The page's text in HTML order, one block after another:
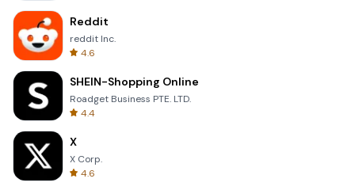
Reddit
reddit Inc.
4.6
SHEIN-Shopping Online
Roadget Business PTE. LTD.
4.4
X
X Corp.
4.6